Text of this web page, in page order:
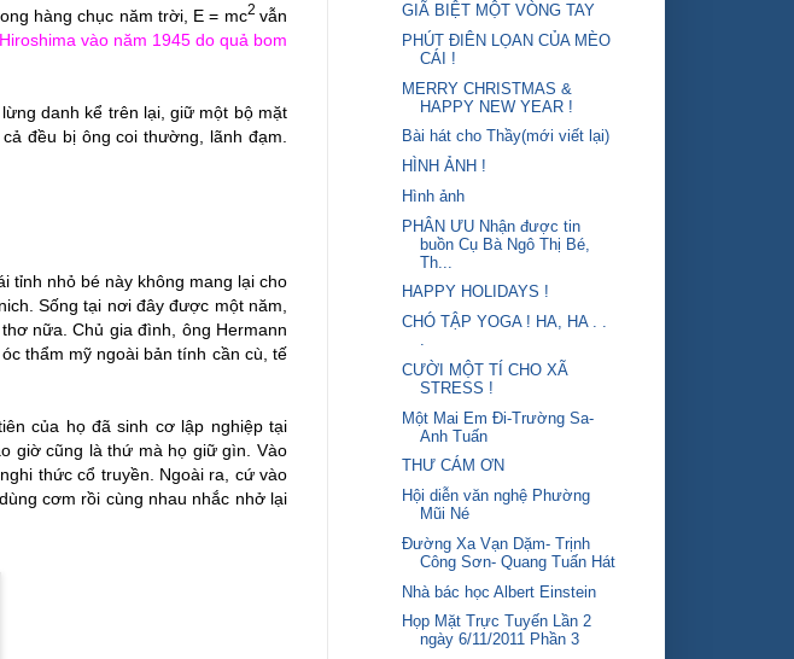
hàng chục năm trời, E = mc2vẫn
vào năm 1945 do quả bom
danh kể trên lại, giữ một bộ mặt
đều bị ông coi thường, lãnh đạm.
tỉnh nhỏ bé này không mang lại cho
Sống tại nơi đây được một năm,
nữa. Chủ gia đình, ông Hermann
thẩm mỹ ngoài bản tính cần cù, tế
của họ đã sinh cơ lập nghiệp tại
giờ cũng là thứ mà họ giữ gìn. Vào
thức cổ truyền. Ngoài ra, cứ vào
cơm rồi cùng nhau nhắc nhở lại
GIÃ BIỆT MỘT VÒNG TAY
PHÚT ĐIÊN LỌAN CỦA MÈO
CÁI !
MERRY CHRISTMAS &
HAPPY NEW YEAR !
Bài hát cho Thầy(mới viết lại)
HÌNH ẢNH !
Hình ảnh
PHÂN ƯU Nhận được tin
buồn Cụ Bà Ngô Thị Bé,
Th...
HAPPY HOLIDAYS !
CHÓ TẬP YOGA ! HA, HA . .
.
CƯỜI MỘT TÍ CHO XÃ
STRESS !
Một Mai Em Đi-Trường Sa-
Anh Tuấn
THƯ CÁM ƠN
Hội diễn văn nghệ Phường
Mũi Né
Đường Xa Vạn Dặm- Trịnh
Công Sơn- Quang Tuấn Hát
Nhà bác học Albert Einstein
Họp Mặt Trực Tuyến Lần 2
ngày 6/11/2011 Phần 3